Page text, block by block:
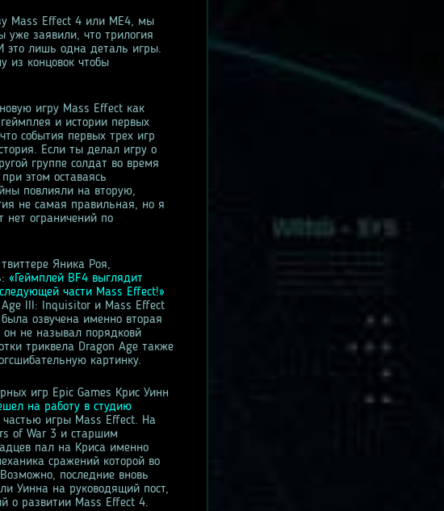
Mass Effect 4 или ME4, мы
заявили, что трилогия
это лишь одна деталь игры.
из концовок чтобы
игру Mass Effect как
и истории первых
события первых трех игр
Если ты делал игру о
группе солдат во время
этом оставаясь
повлияли на вторую,
не самая правильная, но я
нет ограничений по
Яника Роя,
«Геймплей BF4 выглядит
части Mass Effect!»
Age III: Inquisitor и Mass Effect
озвучена именно вторая
он не называл порядковй
триквела Dragon Age также
картинку.
игр Epic Games Крис Уинн
на работу в студию
игры Mass Effect. На
of War 3 и старшим
пал на Криса именно
сражений которой во
последние вновь
Уинна на руководящий пост,
о развитии Mass Effect 4.